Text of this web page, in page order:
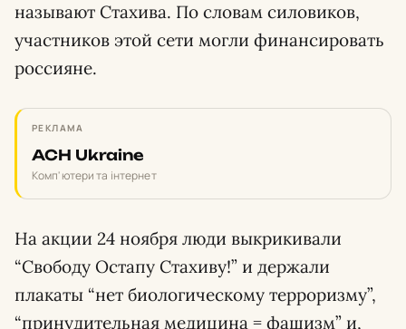
называют Стахива. По словам силовиков,
участников этой сети могли финансировать
россияне.
РЕКЛАМА
ACH Ukraine
Комп'ютери та інтернет
На акции 24 ноября люди выкрикивали
“Свободу Остапу Стахиву!” и держали
плакаты “нет биологическому терроризму”,
“принудительная медицина = фашизм” и,